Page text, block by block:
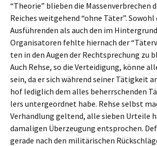
“Theorie” blieben die Massen­ver­bre­chen
Reiches weitge­hend “ohne Täter”.
Ausfüh­ren­den als auch den im
Organi­sa­to­ren fehlte hiernach der
ten in den Augen der Recht­spre­chung zu
Auch Rehse, so die Vertei­di­gung, könne
sein, da er sich während seiner Tätig­keit
hof ledig­lich dem alles beherr­schen­den
lers unter­ge­ord­net habe. Rehse selbst
Verhand­lung geltend, alle sieben Urtei­le
damali­gen Überzeu­gung entspro­chen.
gerade nach den militä­ri­schen